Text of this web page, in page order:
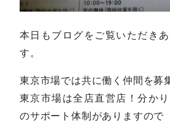
本日もブログをご覧いただき
す。
東京市場では共に働く仲間を募
東京市場は全店直営店！分か
のサポート体制がありますので